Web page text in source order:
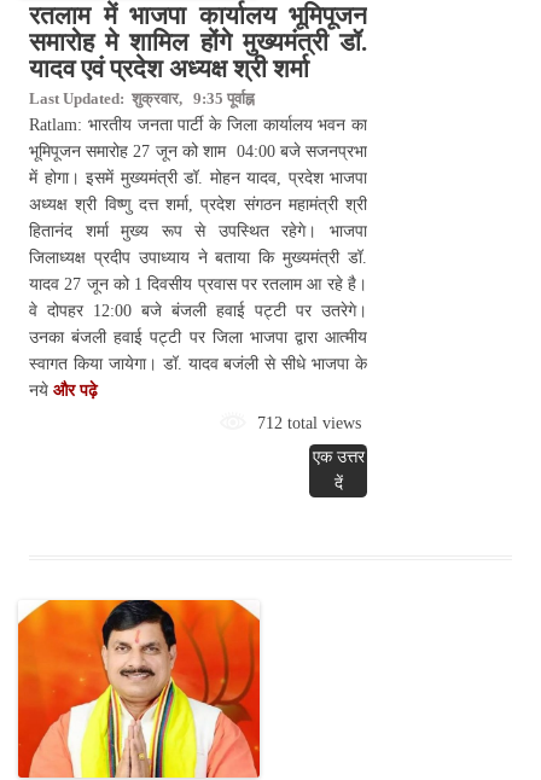
रतलाम में भाजपा कार्यालय भूमिपूजन
समारोह मे शामिल होंगे मुख्यमंत्री डॉ.
यादव एवं प्रदेश अध्यक्ष श्री शर्मा
Last Updated: शुक्रवार, 9:35 पूर्वाह्न
Ratlam: भारतीय जनता पार्टी के जिला कार्यालय भवन का
भूमिपूजन समारोह 27 जून को शाम 04:00 बजे सजनप्रभा
में होगा। इसमें मुख्यमंत्री डॉ. मोहन यादव, प्रदेश भाजपा
अध्यक्ष श्री विष्णु दत्त शर्मा, प्रदेश संगठन महामंत्री श्री
हितानंद शर्मा मुख्य रूप से उपस्थित रहेगे। भाजपा
जिलाध्यक्ष प्रदीप उपाध्याय ने बताया कि मुख्यमंत्री डॉ.
यादव 27 जून को 1 दिवसीय प्रवास पर रतलाम आ रहे है।
वे दोपहर 12:00 बजे बंजली हवाई पट्टी पर उतरेगे।
उनका बंजली हवाई पट्टी पर जिला भाजपा द्वारा आत्मीय
स्वागत किया जायेगा। डॉ. यादव बजंली से सीधे भाजपा के
नये और पढ़े
712 total views
एक उत्तर
दें